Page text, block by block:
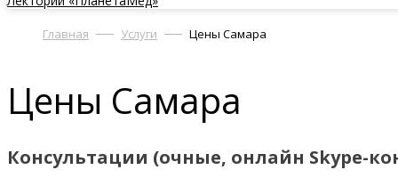
Главная Услуги Цены Самара
Цены Самара
Консультации (очные, онлайн Skype-